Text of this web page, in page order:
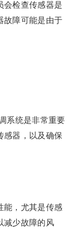
会检查传感器是
故障可能是由于
系统是非常重要
感器，以及确保
能，尤其是传感
减少故障的风